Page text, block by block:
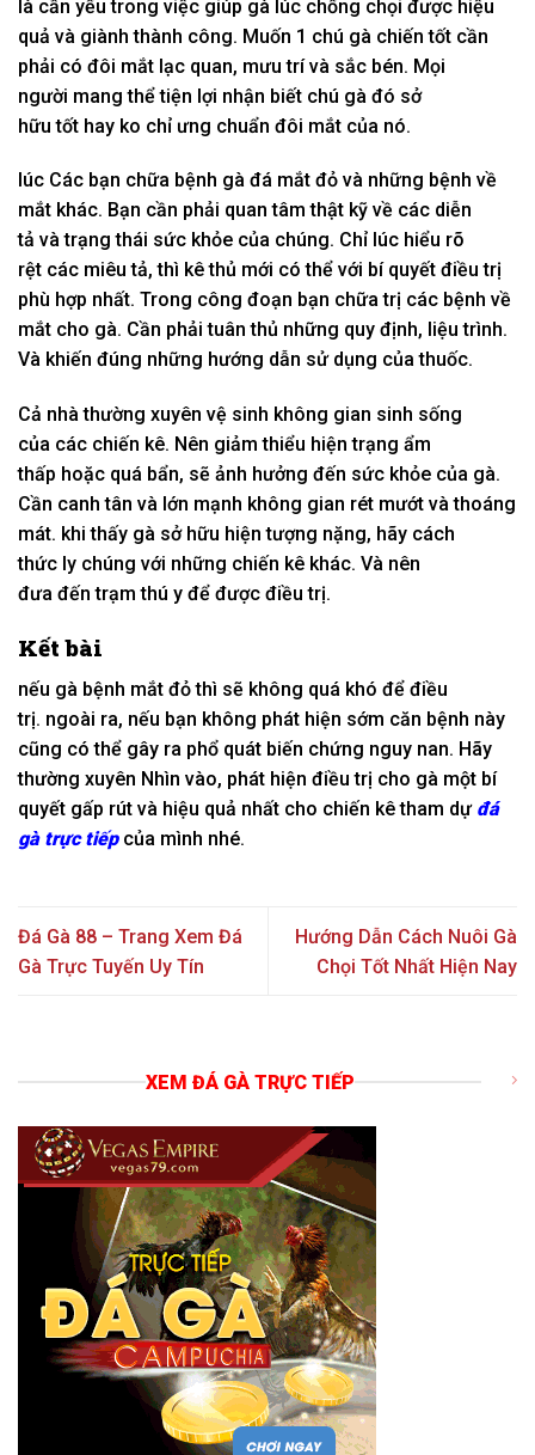
là cần yếu trong việc giúp gà lúc chống chọi được hiệu
quả và giành thành công. Muốn 1 chú gà chiếntốt cần
phải có đôi mắt lạc quan, mưu trí và sắc bén. Mọi
người mang thểtiện lợi nhận biết chú gà đó sở
hữu tốt hay ko chỉ ưng chuẩn đôi mắt của nó.
lúc Các bạn chữa bệnh gà đá mắt đỏ và những bệnh về
mắt khác. Bạn cần phải quan tâm thật kỹ về các diễn
tả vàtrạng thái sức khỏe của chúng. Chỉ lúc hiểu rõ
rệt các miêu tả, thì kê thủ mới có thể với bí quyết điều trị
phù hợp nhất. Trong công đoạn bạn chữa trị các bệnh về
mắt cho gà. Cần phải tuân thủ những quy định, liệu trình.
Và khiến đúng những hướng dẫn sử dụng của thuốc.
Cả nhà thường xuyên vệ sinh không gian sinh sống
của các chiến kê. Nên giảm thiểu hiện trạng ẩm
thấp hoặc quá bẩn, sẽ ảnh hưởng đến sức khỏe của gà.
Cần canh tân và lớn mạnh không gian rét mướt và thoáng
mát. khi thấy gà sở hữu hiện tượng nặng, hãy cách
thức ly chúng với những chiến kê khác. Và nên
đưa đến trạm thú y để được điều trị.
Kết bài
nếu gà bệnh mắt đỏ thì sẽ không quá khó để điều
trị. ngoài ra, nếu bạn không phát hiện sớm căn bệnh này
cũng có thể gây ra phổ quát biến chứng nguy nan. Hãy
thường xuyên Nhìn vào, phát hiện điều trị cho gà một bí
quyết gấp rút và hiệu quả nhất cho chiến kêtham dự đá
gà trực tiếpcủa mình nhé.
Đá Gà 88 – Trang Xem Đá
Gà Trực Tuyến Uy Tín
Hướng Dẫn Cách Nuôi Gà
Chọi Tốt Nhất Hiện Nay
XEM ĐÁ GÀ TRỰC TIẾP